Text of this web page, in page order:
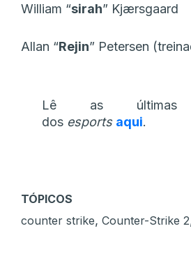
William “⁠sirah⁠” Kjærsgaard
Allan “⁠Rejin⁠” Petersen
Lê as últimas
dos esports aqui.
TÓPICOS
counter strike, Counter-Strike 2